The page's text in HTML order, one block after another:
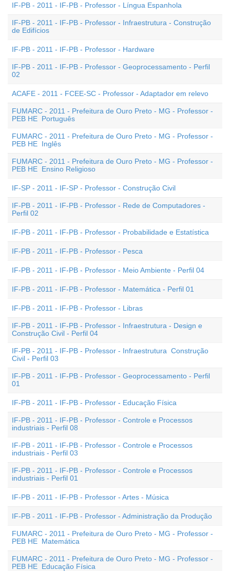
IF-PB - 2011 - IF-PB - Professor - Língua Espanhola
IF-PB - 2011 - IF-PB - Professor - Infraestrutura - Construção
de Edifícios
IF-PB - 2011 - IF-PB - Professor - Hardware
IF-PB - 2011 - IF-PB - Professor - Geoprocessamento - Perfil
02
ACAFE - 2011 - FCEE-SC - Professor - Adaptador em relevo
FUMARC - 2011 - Prefeitura de Ouro Preto - MG - Professor -
PEB HE  Português
FUMARC - 2011 - Prefeitura de Ouro Preto - MG - Professor -
PEB HE  Inglês
FUMARC - 2011 - Prefeitura de Ouro Preto - MG - Professor -
PEB HE  Ensino Religioso
IF-SP - 2011 - IF-SP - Professor - Construção Civil
IF-PB - 2011 - IF-PB - Professor - Rede de Computadores -
Perfil 02
IF-PB - 2011 - IF-PB - Professor - Probabilidade e Estatística
IF-PB - 2011 - IF-PB - Professor - Pesca
IF-PB - 2011 - IF-PB - Professor - Meio Ambiente - Perfil 04
IF-PB - 2011 - IF-PB - Professor - Matemática - Perfil 01
IF-PB - 2011 - IF-PB - Professor - Libras
IF-PB - 2011 - IF-PB - Professor - Infraestrutura - Design e
Construção Civil - Perfil 04
IF-PB - 2011 - IF-PB - Professor - Infraestrutura  Construção
Civil - Perfil 03
IF-PB - 2011 - IF-PB - Professor - Geoprocessamento - Perfil
01
IF-PB - 2011 - IF-PB - Professor - Educação Física
IF-PB - 2011 - IF-PB - Professor - Controle e Processos
industriais - Perfil 08
IF-PB - 2011 - IF-PB - Professor - Controle e Processos
industriais - Perfil 03
IF-PB - 2011 - IF-PB - Professor - Controle e Processos
industriais - Perfil 01
IF-PB - 2011 - IF-PB - Professor - Artes - Música
IF-PB - 2011 - IF-PB - Professor - Administração da Produção
FUMARC - 2011 - Prefeitura de Ouro Preto - MG - Professor -
PEB HE  Matemática
FUMARC - 2011 - Prefeitura de Ouro Preto - MG - Professor -
PEB HE  Educação Física